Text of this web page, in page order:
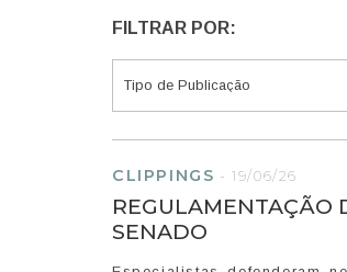
FILTRAR POR:
CLIPPINGS -19/06/26
REGULAMENTAÇÃO
SENADO